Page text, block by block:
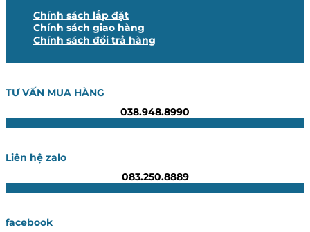
Chính sách lắp đặt
Chính sách giao hàng
Chính sách đổi trả hàng
TƯ VẤN MUA HÀNG
038.948.8990
Liên hệ zalo
083.250.8889
facebook